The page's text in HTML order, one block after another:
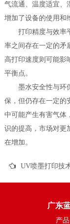
气流通、温度适宜、
增加了设备的使用和
打印精度与效率平
率之间存在一定的矛
高打印速度则可能影
平衡点。
墨水安全性与环保
保，但仍存在一定的
中可能产生有害气体
识的提高，市场对更
在增加。
广东
产